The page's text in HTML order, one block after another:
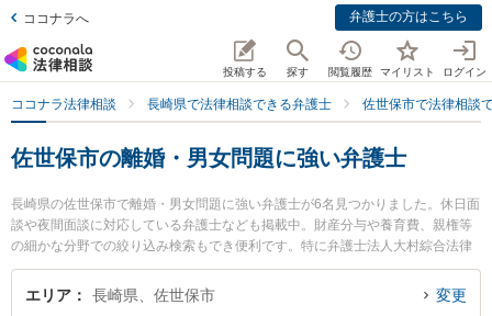
ココナラへ 弁護士の方はこちら
投稿する 探す 閲覧履歴 マイリスト ログイン
ココナラ法律相談 長崎県で法律相談できる弁護士 佐世保市で法律相談
佐世保市の離婚・男女問題に強い弁護士
長崎県の佐世保市で離婚・男女問題に強い弁護士が6名見つかりました。休日面
談や夜間面談に対応している弁護士なども掲載中。財産分与や養育費、親権等
の細かな分野での絞り込み検索もでき便利です。特に弁護士法人大村綜合法律
事務所 早岐オフィスの古市 寛弁護士や竹口・堀法律事務所の竹口 将太弁護
士、竹口・堀法律事務所の松田 貴史弁護士のプロフィール情報や弁護士費用、
エリア 長崎県、佐世保市 変更